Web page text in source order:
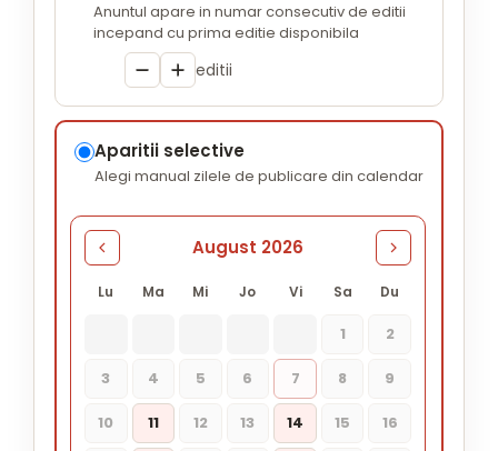
Anuntul apare in numar consecutiv de editii
incepand cu prima editie disponibila
editii
Aparitii selective
Alegi manual zilele de publicare din calendar
August 2026
Lu Ma Mi Jo Vi Sa Du
1 2
3 4 5 6 7 8 9
10 11 12 13 14 15 16